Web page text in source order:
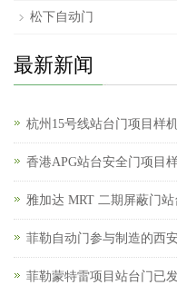
松下自动门
最新新闻
杭州15号线站台门项目样
香港APG站台安全门项目
雅加达 MRT 二期屏蔽门
菲勒自动门参与制造的西
菲勒蒙特雷项目站台门已